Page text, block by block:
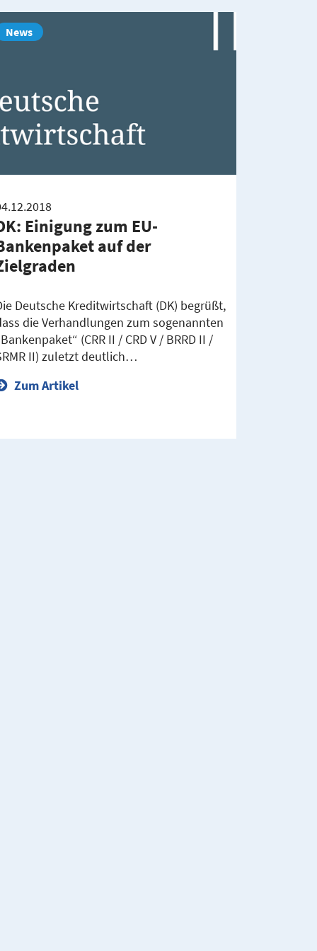
News
Einigung zum EU-
auf der
Deutsche Kreditwirtschaft (DK) begrüßt,
die Verhandlungen zum sogenannten
(CRR II / CRD V / BRRD II /
II) zuletzt deutlich…
Zum Artikel